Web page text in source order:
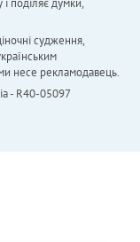
і поділяє думки,
судження,
несе рекламодавець.
- R40-05097